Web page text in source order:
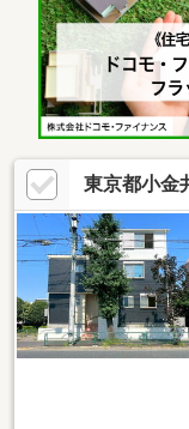
約350m 徒歩5分◎浅
第六小学校 約
550m 徒歩7分
東京都小金